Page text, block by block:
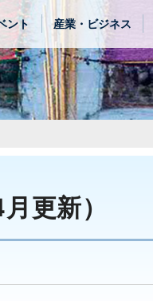
ント 産業・ビジネス
更新）